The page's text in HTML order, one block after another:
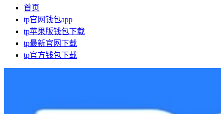
首页
tp官网钱包app
tp苹果版钱包下载
tp最新官网下载
tp官方钱包下载